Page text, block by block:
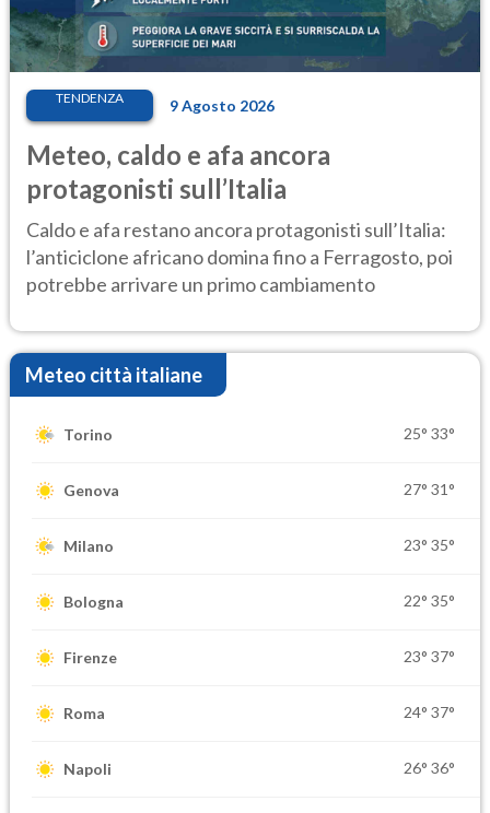
TENDENZA 9 Agosto 2026
Meteo, caldo e afa ancora
protagonisti sull’Italia
Caldo e afa restano ancora protagonisti sull’Italia:
l’anticiclone africano domina fino a Ferragosto, poi
potrebbe arrivare un primo cambiamento
Meteo città italiane
Torino 25° 33°
Genova 27° 31°
Milano 23° 35°
Bologna 22° 35°
Firenze 23° 37°
Roma 24° 37°
Napoli 26° 36°